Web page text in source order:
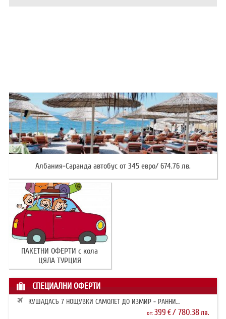
ЗА НАС
КОНТАКТИ
ОБЩИ УСЛОВИЯ ПАКЕТНИ
ПЪТУВАНИЯ
ПОЛИТИКА ЗА ПОВЕРИТЕЛНОСТ
Албания-Саранда автобус от 345 евро/ 674.76 лв.
ПАКЕТНИ ОФЕРТИ с кола
ЦЯЛА ТУРЦИЯ
СПЕЦИАЛНИ ОФЕРТИ
КУШАДАСЪ 7 НОЩУВКИ САМОЛЕТ ДО ИЗМИР - РАННИ
от:399 €/ 780.38лв.